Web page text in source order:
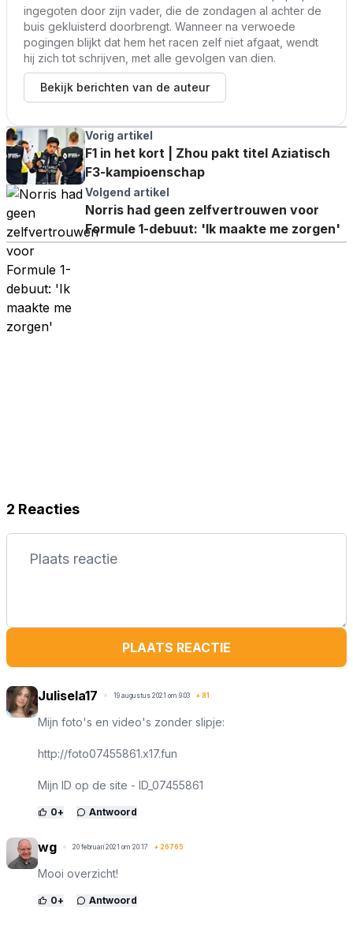
ingegoten door zijn vader, die de zondagen al achter de
buis gekluisterd doorbrengt. Wanneer na verwoede
pogingen blijkt dat hem het racen zelf niet afgaat, wendt
hij zich tot schrijven, met alle gevolgen van dien.
Bekijk berichten van de auteur
Vorig artikel
F1 in het kort | Zhou pakt titel Aziatisch
F3-kampioenschap
Volgend artikel
Norris had geen zelfvertrouwen voor
Formule 1-debuut: 'Ik maakte me zorgen'
2 Reacties
PLAATS REACTIE
Julisela17 19 augustus 2021 om 9:03 + 81
M­i­j­n f­o­t­o­'­s e­n v­i­d­eo­'­s z­o­n­d­e­r ­s­l­i­p­j­e­:
http://foto07455861.x17.fun
M­i­j­n­ ­I­D­ ­op ­d­e­ ­s­i­t­e­ ­-­ ­I­D­_­07455861
0+ Antwoord
wg 20 februari 2021 om 20:17 + 26765
Mooi overzicht!
0+ Antwoord